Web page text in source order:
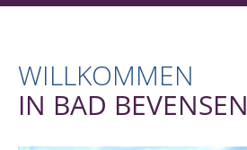
WILLKOMMEN
IN BAD BEVENSEN